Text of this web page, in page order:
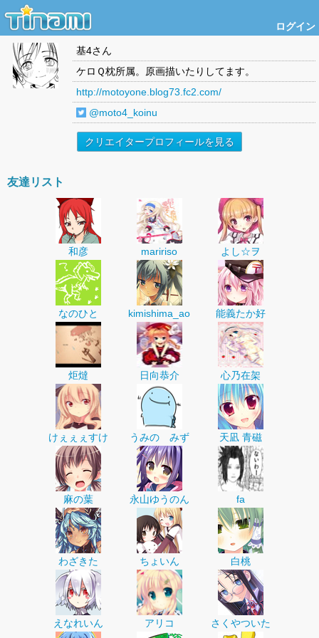
ログイン
基4さん
ケロＱ枕所属。原画描いたりしてます。
http://motoyone.blog73.fc2.com/
@moto4_koinu
クリエイタープロフィールを見る
友達リスト
和彦 maririso よし☆ヲ
なのひと kimishima_ao 能義たか好
炬燵 日向恭介 心乃在架
けぇぇぇすけ うみの みず 天凪 青磁
麻の葉 永山ゆうのん fa
わざきた ちょいん 白桃
えなれいん アリコ さくやついた